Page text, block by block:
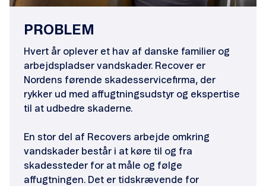
PROBLEM
Hvert år oplever et hav af danske familier og
arbejdspladser vandskader. Recover er
Nordens førende skadesservicefirma, der
rykker ud med affugtningsudstyr og ekspertise
til at udbedre skaderne.
En stor del af Recovers arbejde omkring
vandskader består i at køre til og fra
skadessteder for at måle og følge
affugtningen. Det er tidskrævende for